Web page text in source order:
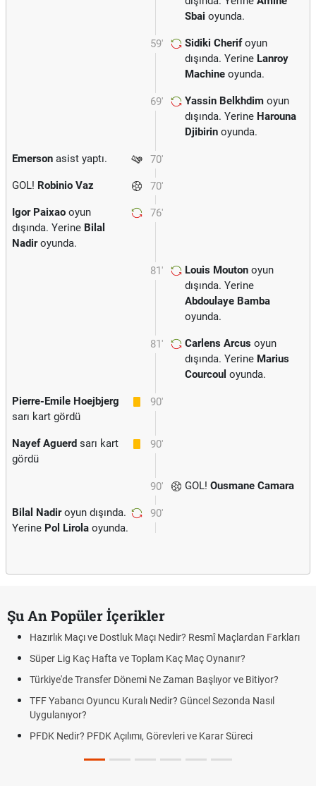
Sbai oyunda.
59' Sidiki Cherifoyun
dışında. Yerine Lanroy
Machine oyunda.
69' Yassin Belkhdim oyun
dışında. Yerine Harouna
Djibirin oyunda.
70'
Emerson asist yaptı.
70'
GOL! Robinio Vaz
76'
Igor Paixao oyun
dışında. Yerine Bilal
Nadiroyunda.
81' Louis Mouton oyun
dışında. Yerine
Abdoulaye Bamba
oyunda.
81' Carlens Arcus oyun
dışında. Yerine Marius
Courcoul oyunda.
90'
Pierre-Emile Hoejbjerg
sarı kart gördü
90'
Nayef Aguerd sarı kart
gördü
90' GOL! Ousmane Camara
90'
Bilal Nadiroyun dışında.
Yerine Pol Lirola oyunda.
Şu An Popüler İçerikler
ve Dostluk Maçı Nedir? Resmî Maçlardan Farkları
Kaç Hafta ve Toplam Kaç Maç Oynanır?
Transfer Dönemi Ne Zaman Başlıyor ve Bitiyor?
Oyuncu Kuralı Nedir? Güncel Sezonda Nasıl
PFDK Açılımı, Görevleri ve Karar Süreci
Puan
Futbol
Deplasman